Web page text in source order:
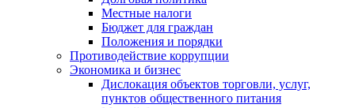
Местные налоги
Бюджет для граждан
Положения и порядки
Противодействие коррупции
Экономика и бизнес
Дислокация объектов торговли, услуг,
пунктов общественного питания